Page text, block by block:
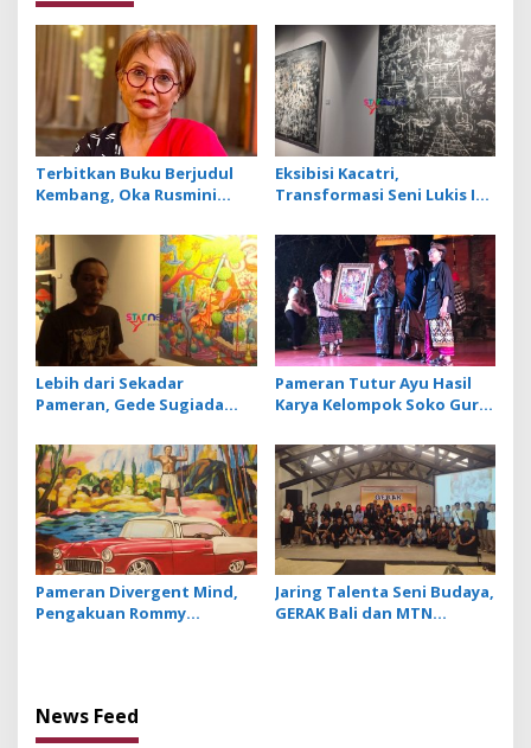
Terbitkan Buku Berjudul
Kembang, Oka Rusmini
dan Trauma Peristiwa 1965
Eksibisi Kacatri,
Transformasi Seni Lukis I
Primitif ke Rerajahan
Lebih dari Sekadar
Pameran, Gede Sugiada
sebagai Ruang Validasi
Pameran Tutur Ayu Hasil
Karya Kelompok Soko Guru
Pameran Divergent Mind,
Pengakuan Rommy
Jaring Talenta Seni Budaya,
GERAK Bali dan MTN
News Feed